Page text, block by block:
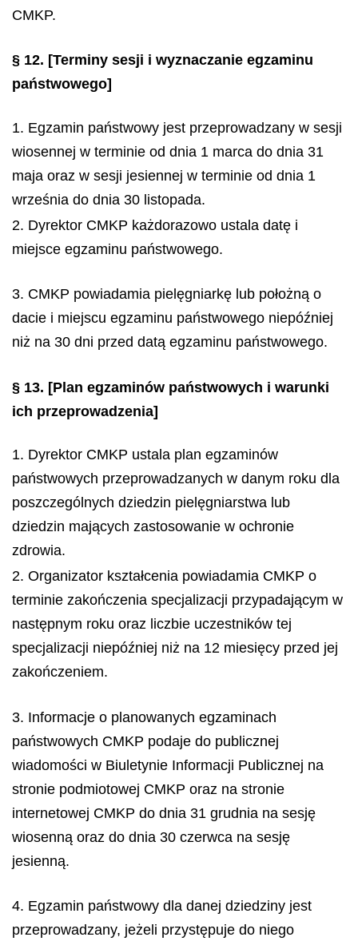
CMKP.
§ 12. [Terminy sesji i wyznaczanie egzaminu
państwowego]
1. Egzamin państwowy jest przeprowadzany w sesji
wiosennej w terminie od dnia 1 marca do dnia 31
maja oraz w sesji jesiennej w terminie od dnia 1
września do dnia 30 listopada.
2. Dyrektor CMKP każdorazowo ustala datę i
miejsce egzaminu państwowego.
3. CMKP powiadamia pielęgniarkę lub położną o
dacie i miejscu egzaminu państwowego niepóźniej
niż na 30 dni przed datą egzaminu państwowego.
§ 13. [Plan egzaminów państwowych i warunki
ich przeprowadzenia]
1. Dyrektor CMKP ustala plan egzaminów
państwowych przeprowadzanych w danym roku dla
poszczególnych dziedzin pielęgniarstwa lub
dziedzin mających zastosowanie w ochronie
zdrowia.
2. Organizator kształcenia powiadamia CMKP o
terminie zakończenia specjalizacji przypadającym w
następnym roku oraz liczbie uczestników tej
specjalizacji niepóźniej niż na 12 miesięcy przed jej
zakończeniem.
3. Informacje o planowanych egzaminach
państwowych CMKP podaje do publicznej
wiadomości w Biuletynie Informacji Publicznej na
stronie podmiotowej CMKP oraz na stronie
internetowej CMKP do dnia 31 grudnia na sesję
wiosenną oraz do dnia 30 czerwca na sesję
jesienną.
4. Egzamin państwowy dla danej dziedziny jest
przeprowadzany, jeżeli przystępuje do niego